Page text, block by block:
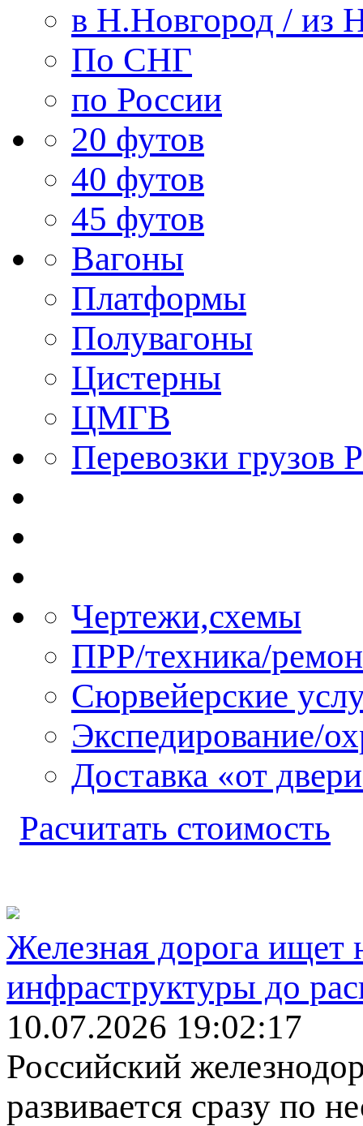
в Н.Новгород / из
По СНГ
по России
20 футов
40 футов
45 футов
Вагоны
Платформы
Полувагоны
Цистерны
ЦМГВ
Перевозки грузов
Чертежи,схемы
ПРР/техника/
Сюрвейерские
Экспедирование/
Доставка «от
Расчитать стоимость
Железная дорога ищет
инфраструктуры до
10.07.2026 19:02:17
Российский
развивается сразу по